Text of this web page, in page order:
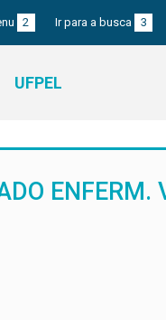
2 Ir para a busca 3
UFPEL